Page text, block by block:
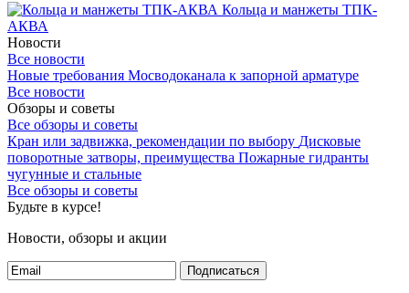
Кольца и манжеты ТПК-
АКВА
Новости
Все новости
Новые требования Мосводоканала к запорной арматуре
Все новости
Обзоры и советы
Все обзоры и советы
Кран или задвижка, рекомендации по выбору Дисковые
поворотные затворы, преимущества Пожарные гидранты
чугунные и стальные
Все обзоры и советы
Будьте в курсе!
Новости, обзоры и акции
Подписаться